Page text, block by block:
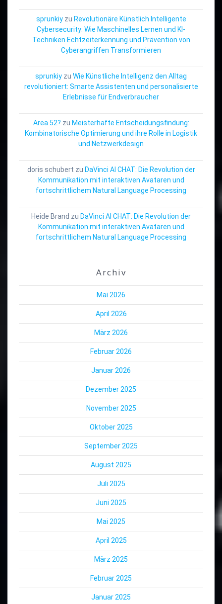
sprunkiyzu Revolutionäre Künstlich Intelligente
Cybersecurity: Wie Maschinelles Lernen und KI-
Techniken Echtzeiterkennung und Prävention von
Cyberangriffen Transformieren
sprunkiy zu Wie Künstliche Intelligenz den Alltag
revolutioniert: Smarte Assistenten und personalisierte
Erlebnisse für Endverbraucher
Area 52? zu Meisterhafte Entscheidungsfindung:
Kombinatorische Optimierung und ihre Rolle in Logistik
und Netzwerkdesign
doris schubert zu DaVinci AI CHAT: Die Revolution der
Kommunikation mit interaktiven Avataren und
fortschrittlichem Natural Language Processing
Heide Brand zu DaVinci AI CHAT: Die Revolution der
Kommunikation mit interaktiven Avataren und
fortschrittlichem Natural Language Processing
Archiv
Mai 2026
April 2026
März 2026
Februar 2026
Januar 2026
Dezember 2025
November 2025
Oktober 2025
September 2025
August 2025
Juli 2025
Juni 2025
Mai 2025
April 2025
März 2025
Februar 2025
Januar 2025